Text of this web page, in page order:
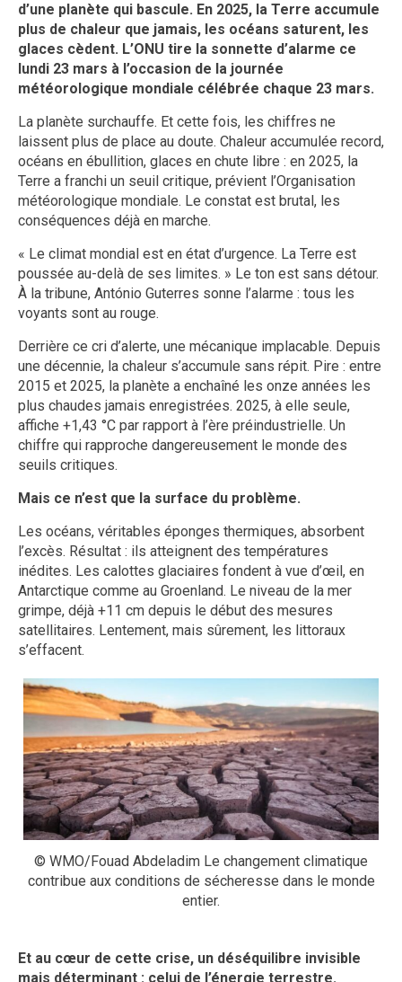
d’une planète qui bascule. En 2025, la Terre accumule
plus de chaleur que jamais, les océans saturent, les
glaces cèdent. L’ONU tire la sonnette d’alarme ce
lundi 23 mars à l’occasion de la journée
météorologique mondiale célébrée chaque 23 mars.
La planète surchauffe. Et cette fois, les chiffres ne
laissent plus de place au doute. Chaleur accumulée record,
océans en ébullition, glaces en chute libre : en 2025, la
Terre a franchi un seuil critique, prévient l’Organisation
météorologique mondiale. Le constat est brutal, les
conséquences déjà en marche.
« Le climat mondial est en état d’urgence. La Terre est
poussée au-delà de ses limites. » Le ton est sans détour.
À la tribune, António Guterres sonne l’alarme : tous les
voyants sont au rouge.
Derrière ce cri d’alerte, une mécanique implacable. Depuis
une décennie, la chaleur s’accumule sans répit. Pire : entre
2015 et 2025, la planète a enchaîné les onze années les
plus chaudes jamais enregistrées. 2025, à elle seule,
affiche +1,43 °C par rapport à l’ère préindustrielle. Un
chiffre qui rapproche dangereusement le monde des
seuils critiques.
Mais ce n’est que la surface du problème.
Les océans, véritables éponges thermiques, absorbent
l’excès. Résultat : ils atteignent des températures
inédites. Les calottes glaciaires fondent à vue d’œil, en
Antarctique comme au Groenland. Le niveau de la mer
grimpe, déjà +11 cm depuis le début des mesures
satellitaires. Lentement, mais sûrement, les littoraux
s’effacent.
© WMO/Fouad Abdeladim Le changement climatique
contribue aux conditions de sécheresse dans le monde
entier.
Et au cœur de cette crise, un déséquilibre invisible
mais déterminant : celui de l’énergie terrestre.